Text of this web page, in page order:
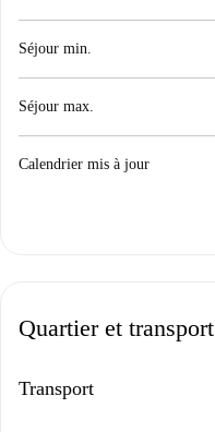
Séjour min.
Séjour max.
Calendrier mis à jour
Quartier et transport
Transport